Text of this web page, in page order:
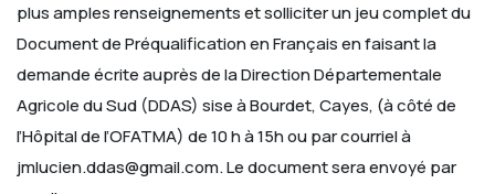
plus amples renseignements et solliciter un jeu complet du
Document de Préqualification en Français en faisant la
demande écrite auprès de la Direction Départementale
Agricole du Sud (DDAS) sise à Bourdet, Cayes, (à côté de
l’Hôpital de l’OFATMA) de 10 h à 15h ou par courriel à
jmlucien.ddas@gmail.com. Le document sera envoyé par